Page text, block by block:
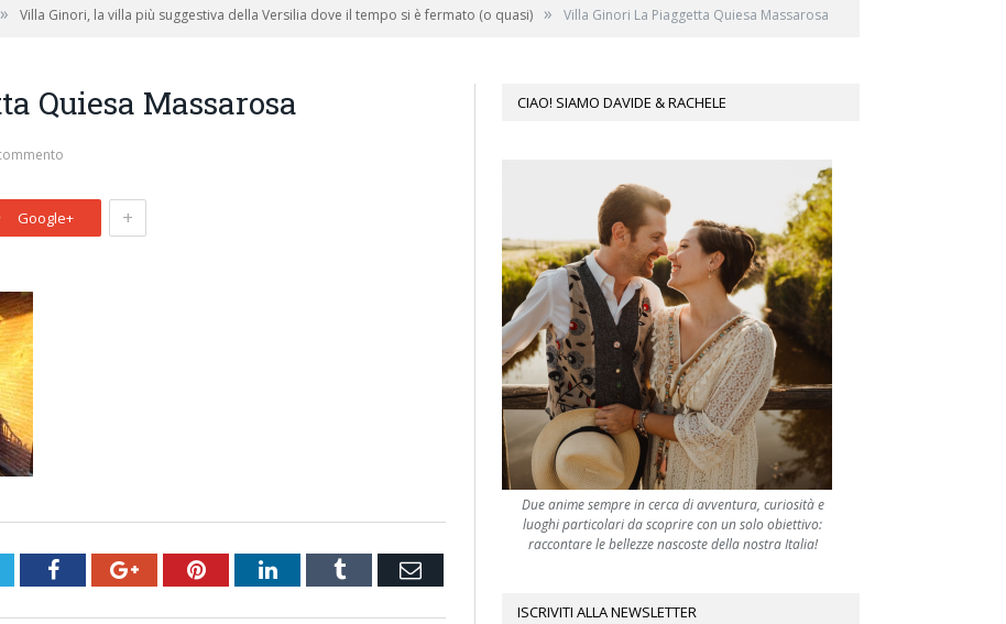
» Villa Ginori, la villa più suggestiva della Versilia dove il tempo si è fermato (o quasi) » Villa Ginori La Piaggetta Quiesa Massarosa
Quiesa Massarosa
Google+ +
FacebookGoogle+PinterestLinkedInTumblr Email
CIAO! SIAMO DAVIDE & RACHELE
Due anime sempre in cerca di avventura, curiosità e
luoghi particolari da scoprire con un solo obiettivo:
raccontare le bellezze nascoste della nostra Italia!
ISCRIVITI ALLA NEWSLETTER